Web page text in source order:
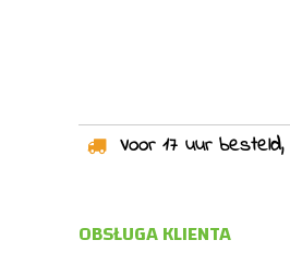
Voor 17 uur
OBSŁUGA KLIENTA